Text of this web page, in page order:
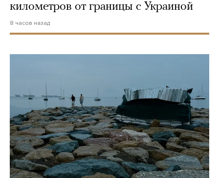
километров от границы с Украиной
8 часов назад